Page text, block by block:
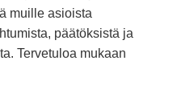
muille asioista
päätöksistä ja
Tervetuloa mukaan